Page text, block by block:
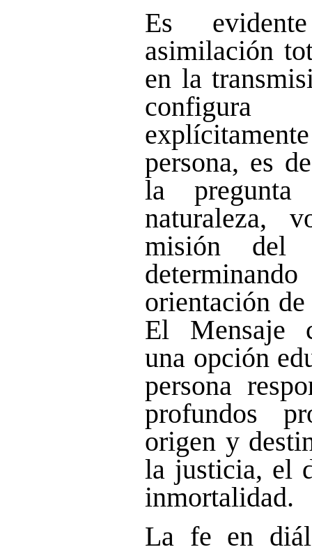
Es
asimilación
en la
persona, es
la
naturaleza,
misión del
orientación
El Mensaje
una opción
persona
profundos
origen y
la justicia, el
inmortalidad.
La fe en